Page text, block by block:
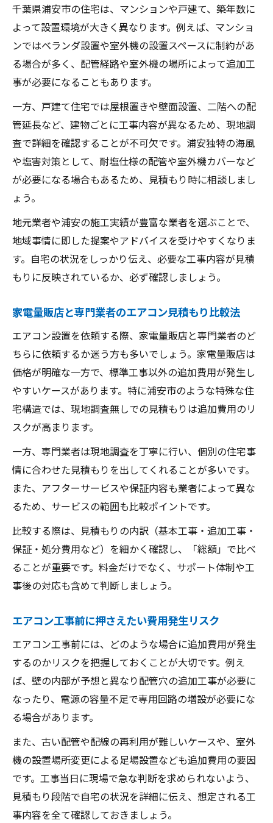
千葉県浦安市の住宅は、マンションや戸建て、築年数に
よって設置環境が大きく異なります。例えば、マンショ
ンではベランダ設置や室外機の設置スペースに制約があ
る場合が多く、配管経路や室外機の場所によって追加工
事が必要になることもあります。
一方、戸建て住宅では屋根置きや壁面設置、二階への配
管延長など、建物ごとに工事内容が異なるため、現地調
査で詳細を確認することが不可欠です。浦安独特の海風
や塩害対策として、耐塩仕様の配管や室外機カバーなど
が必要になる場合もあるため、見積もり時に相談しまし
ょう。
地元業者や浦安の施工実績が豊富な業者を選ぶことで、
地域事情に即した提案やアドバイスを受けやすくなりま
す。自宅の状況をしっかり伝え、必要な工事内容が見積
もりに反映されているか、必ず確認しましょう。
家電量販店と専門業者のエアコン見積もり比較法
エアコン設置を依頼する際、家電量販店と専門業者のど
ちらに依頼するか迷う方も多いでしょう。家電量販店は
価格が明確な一方で、標準工事以外の追加費用が発生し
やすいケースがあります。特に浦安市のような特殊な住
宅構造では、現地調査無しでの見積もりは追加費用のリ
スクが高まります。
一方、専門業者は現地調査を丁寧に行い、個別の住宅事
情に合わせた見積もりを出してくれることが多いです。
また、アフターサービスや保証内容も業者によって異な
るため、サービスの範囲も比較ポイントです。
比較する際は、見積もりの内訳（基本工事・追加工事・
保証・処分費用など）を細かく確認し、「総額」で比べ
ることが重要です。料金だけでなく、サポート体制や工
事後の対応も含めて判断しましょう。
エアコン工事前に押さえたい費用発生リスク
エアコン工事前には、どのような場合に追加費用が発生
するのかリスクを把握しておくことが大切です。例え
ば、壁の内部が予想と異なり配管穴の追加工事が必要に
なったり、電源の容量不足で専用回路の増設が必要にな
る場合があります。
また、古い配管や配線の再利用が難しいケースや、室外
機の設置場所変更による足場設置なども追加費用の要因
です。工事当日に現場で急な判断を求められないよう、
見積もり段階で自宅の状況を詳細に伝え、想定される工
事内容を全て確認しておきましょう。